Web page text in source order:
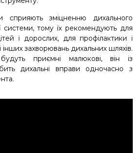
сприяють зміцненню дихального
системи, тому їх рекомендують для
і дорослих, для профілактики і
інших захворювань дихальних шляхів.
приємні малюкові, він із
дихальні вправи одночасно з